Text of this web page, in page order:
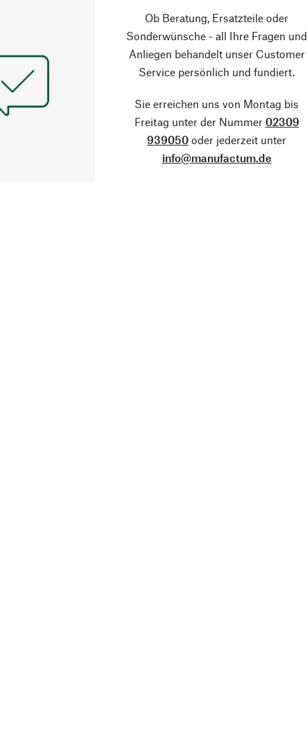
Ob Beratung, Ersatzteile oder
Sonderwünsche - all Ihre Fragen und
Anliegen behandelt unser Customer
Service persönlich und fundiert.
Sie erreichen uns von Montag bis
Freitag unter der Nummer 02309
939050 oder jederzeit unter
info@manufactum.de